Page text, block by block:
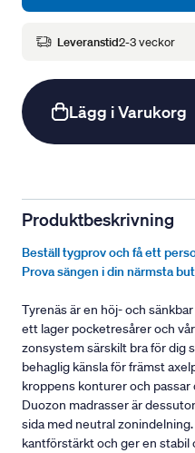
Leveranstid2-3 veckor
Lägg i Varukorg
Produktbeskrivning
Beställ tygprov och få ett
Prova sängen i din närmsta
Tyrenäs är en höj- och
ett lager pocketresårer och
zonsystem särskilt bra för dig
behaglig känsla för främst
kroppens konturer och passar
Duozon madrasser är
sida med neutral
kantförstärkt och ger en stabil